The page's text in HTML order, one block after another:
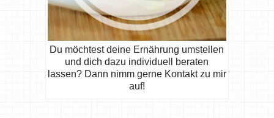
Du möchtest deine Ernährung umstellen
und dich dazu individuell beraten
lassen? Dann nimm gerne Kontakt zu mir
auf!